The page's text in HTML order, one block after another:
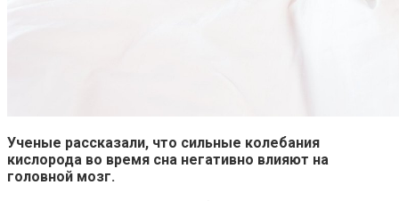
Ученые рассказали, что сильные колебания
кислорода во время сна негативно влияют на
головной мозг.